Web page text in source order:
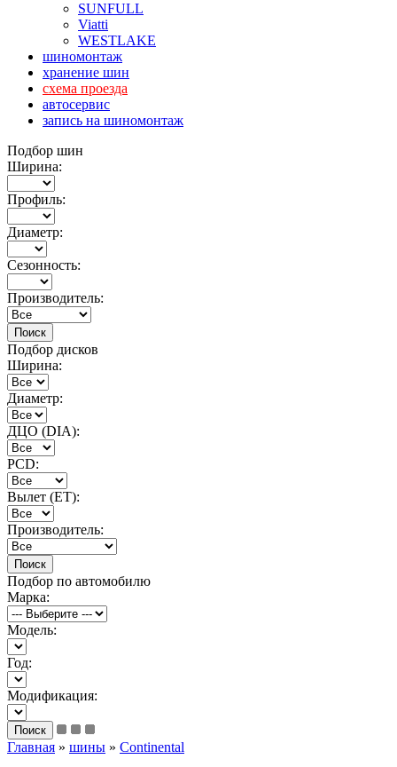
SUNFULL
Viatti
WESTLAKE
шиномонтаж
хранение шин
схема проезда
автосервис
запись на шиномонтаж
Подбор шин
Ширина:
Профиль:
Диаметр:
Сезонность:
Производитель:
Подбор дисков
Ширина:
Диаметр:
ДЦО (DIA):
PCD:
Вылет (ET):
Производитель:
Подбор по автомобилю
Марка:
Модель:
Год:
Модификация:
Главная » шины » Continental